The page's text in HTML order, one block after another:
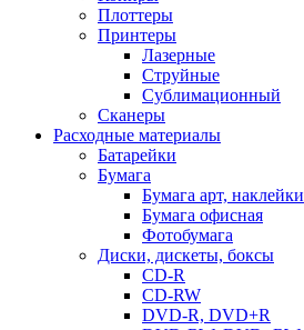
Плоттеры
Принтеры
Лазерные
Струйные
Сублимационный
Сканеры
Расходные материалы
Батарейки
Бумага
Бумага арт, наклейки
Бумага офисная
Фотобумага
Диски, дискеты, боксы
CD-R
CD-RW
DVD-R, DVD+R